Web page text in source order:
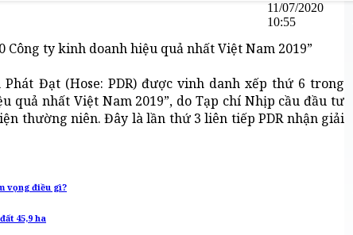
11/07/2020
10:55
ty kinh doanh hiệu quả nhất Việt Nam 2019”
Đạt (Hose: PDR) được vinh danh xếp thứ 6 trong
quả nhất Việt Nam 2019”, do Tạp chí Nhịp cầu đầu tư
thường niên. Đây là lần thứ 3 liên tiếp PDR nhận giải
vọng điều gì?
45,9 ha